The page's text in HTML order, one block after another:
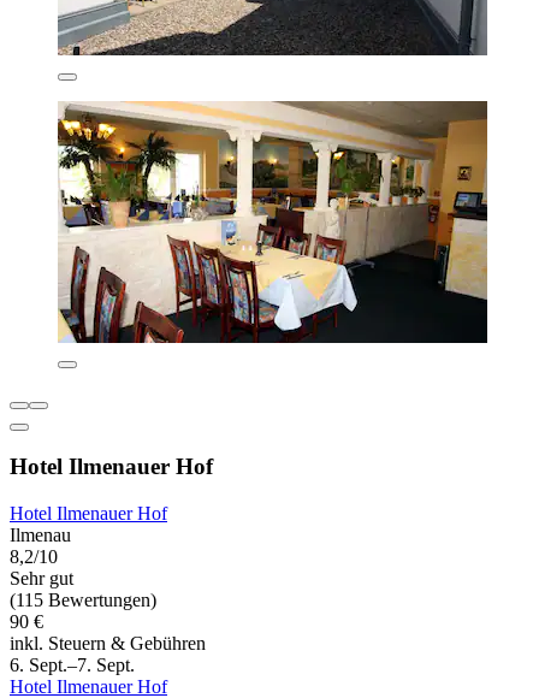
Hotel Ilmenauer Hof
Hotel Ilmenauer Hof
Ilmenau
8,2/10
Sehr gut
(115 Bewertungen)
90 €
inkl. Steuern & Gebühren
6. Sept.–7. Sept.
Hotel Ilmenauer Hof